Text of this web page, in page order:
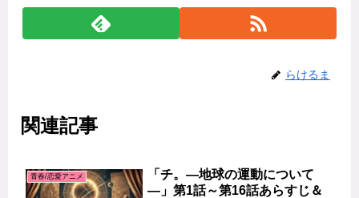
らけるま
関連記事
青春/恋愛アニメ
「チ。―地球の運動について
―」第1話～第16話あらすじ＆